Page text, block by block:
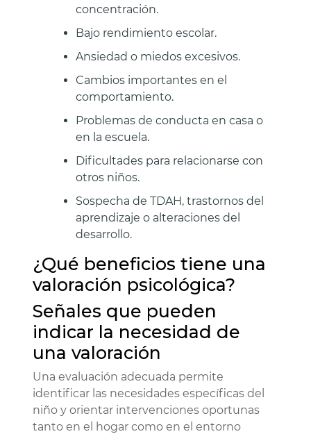
concentración.
Bajo rendimiento escolar.
Ansiedad o miedos excesivos.
Cambios importantes en el
comportamiento.
Problemas de conducta en casa o
en la escuela.
Dificultades para relacionarse con
otros niños.
Sospecha de TDAH, trastornos del
aprendizaje o alteraciones del
desarrollo.
¿Qué beneficios tiene una
valoración psicológica?
Señales que pueden
indicar la necesidad de
una valoración
Una evaluación adecuada permite
identificar las necesidades específicas del
niño y orientar intervenciones oportunas
tanto en el hogar como en el entorno